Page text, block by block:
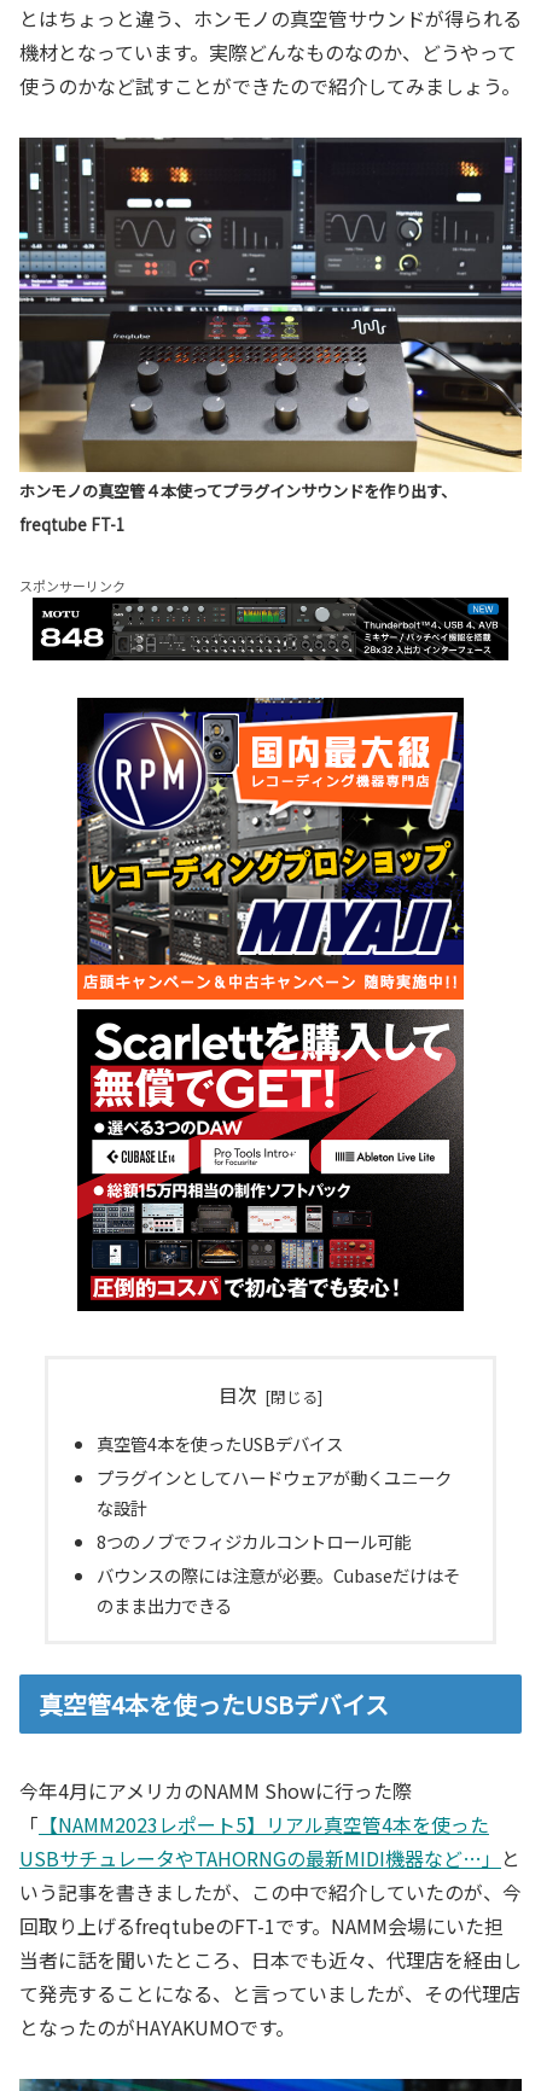
とはちょっと違う、ホンモノの真空管サウンドが得られる
機材となっています。実際どんなものなのか、どうやって
使うのかなど試すことができたので紹介してみましょう。
ホンモノの真空管４本使ってプラグインサウンドを作り出す、
freqtube FT-1
スポンサーリンク
目次
真空管4本を使ったUSBデバイス
プラグインとしてハードウェアが動くユニーク
な設計
8つのノブでフィジカルコントロール可能
バウンスの際には注意が必要。Cubaseだけはそ
のまま出力できる
真空管4本を使ったUSBデバイス
今年4月にアメリカのNAMM Showに行った際
「 【NAMM2023レポート5】リアル真空管4本を使った
USBサチュレータやTAHORNGの最新MIDI機器など…」 と
いう記事を書きましたが、この中で紹介していたのが、今
回取り上げるfreqtubeのFT-1です。NAMM会場にいた担
当者に話を聞いたところ、日本でも近々、代理店を経由し
て発売することになる、と言っていましたが、その代理店
となったのがHAYAKUMOです。